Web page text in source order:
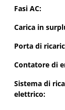
GoodWe EV
Cavo 7.5 m
Fasi AC:
Carica in
Porta di
Contatore di
Sistema di
elettrico: